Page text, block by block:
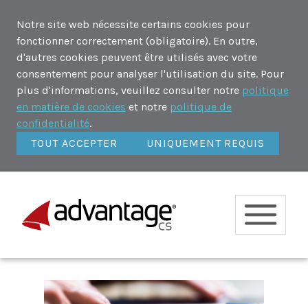
Notre site web nécessite certains cookies pour
fonctionner correctement (obligatoire). En outre,
d'autres cookies peuvent être utilisés avec votre
consentement pour analyser l'utilisation du site. Pour
plus d'informations, veuillez consulter notre politique
en matière de cookies et notre politique de
confidentialité.
TOUT ACCEPTER
UNIQUEMENT REQUIS